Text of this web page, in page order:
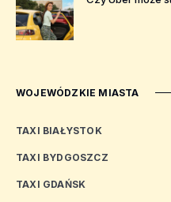
WOJEWÓDZKIE MIASTA
TAXI BIAŁYSTOK
TAXI BYDGOSZCZ
TAXI GDAŃSK